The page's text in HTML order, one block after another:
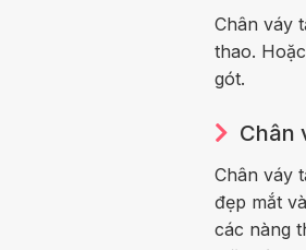
Chân váy
thao.
gót.
Chân
Chân váy
đẹp mắt
các nàng